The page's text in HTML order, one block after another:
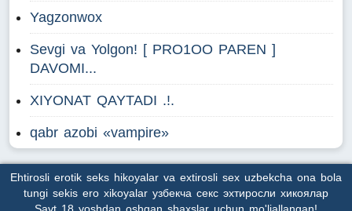
Yagzonwox
Sevgi va Yolgon! [ PRO1OO PAREN ]
DAVOMI...
XIYONAT QAYTADI .!.
qabr azobi «vampire»
Ehtirosli erotik seks hikoyalar va extirosli sex uzbekcha ona bola
tungi sekis ero xikoyalar узбекча секс эхтиросли хикоялар